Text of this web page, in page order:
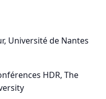
Université de Nantes
HDR, The